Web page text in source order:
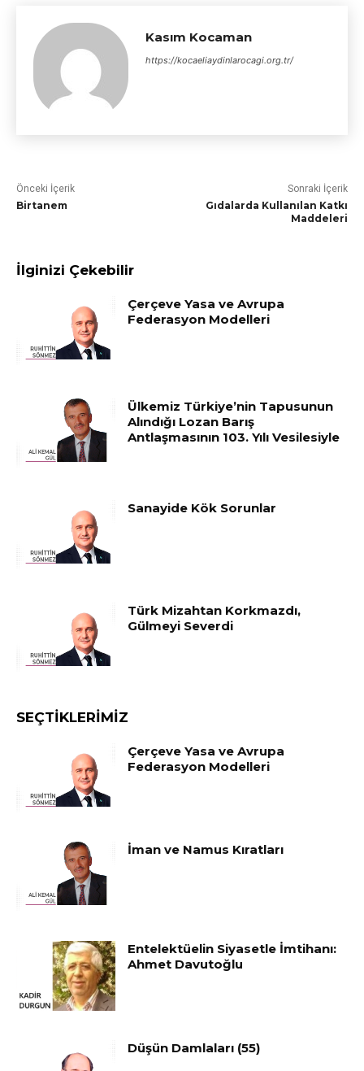
Kasım Kocaman
https://kocaeliaydinlarocagi.org.tr/
Önceki İçerik
Birtanem
Sonraki İçerik
Gıdalarda Kullanılan Katkı
Maddeleri
İlginizi Çekebilir
Çerçeve Yasa ve Avrupa
Federasyon Modelleri
Ülkemiz Türkiye’nin Tapusunun
Alındığı Lozan Barış
Antlaşmasının 103. Yılı Vesilesiyle
Sanayide Kök Sorunlar
Türk Mizahtan Korkmazdı,
Gülmeyi Severdi
SEÇTIKLERIMIZ
Çerçeve Yasa ve Avrupa
Federasyon Modelleri
İman ve Namus Kıratları
Entelektüelin Siyasetle İmtihanı:
Ahmet Davutoğlu
Düşün Damlaları (55)